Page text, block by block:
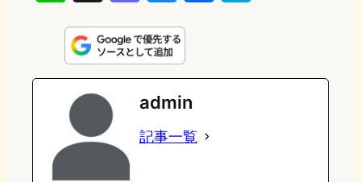
n
e
s
t
o
d
u
e
s
k
e
e
admin
記事一覧